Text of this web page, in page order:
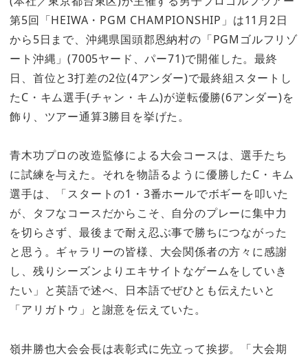
第5回「HEIWA・PGM CHAMPIONSHIP」は11月2日
から5日まで、沖縄県国頭郡恩納村の「PGMゴルフリゾ
ート沖縄」(7005ヤード、パー71)で開催した。最終
日、首位と3打差の2位(4アンダー)で最終組スタートし
たC・キム選手(チャン・キム)が逆転優勝(6アンダー)を
飾り、ツアー通算3勝目を挙げた。
青木功プロの改造監修による大会コースは、選手たち
に試練を与えた。それを物語るように優勝したC・キム
選手は、「スタートの1・3番ホールでボギーを叩いた
が、タフなコースだからこそ、自分のプレーに集中力
を切らさず、最後まで耐え忍ぶ事で勝ちにつながった
と思う。ギャラリーの皆様、大会関係者の方々に感謝
し、残りシーズンよりエキサイトなゲームをしていき
たい」と英語で述べ、日本語でぜひとも伝えたいと
「アリガトウ」と謝意を伝えていた。
嶺井勝也大会会長は表彰式に先立って挨拶。「大会期